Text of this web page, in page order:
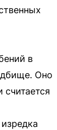
в
Оно
считается